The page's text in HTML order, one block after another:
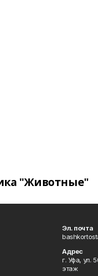
"Животные"
Эл. почта
Адрес
г. Уфа, ул.
этаж